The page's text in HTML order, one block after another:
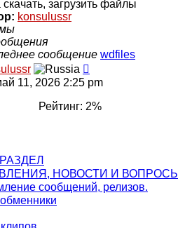
скачать, загрузить файлы
konsulussr
сообщение wdfiles
к
последнему
сообщению
11, 2026 2:25 pm
Рейтинг: 2%
НОВОСТИ И ВОПРОСЫ
сообщений, релизов.